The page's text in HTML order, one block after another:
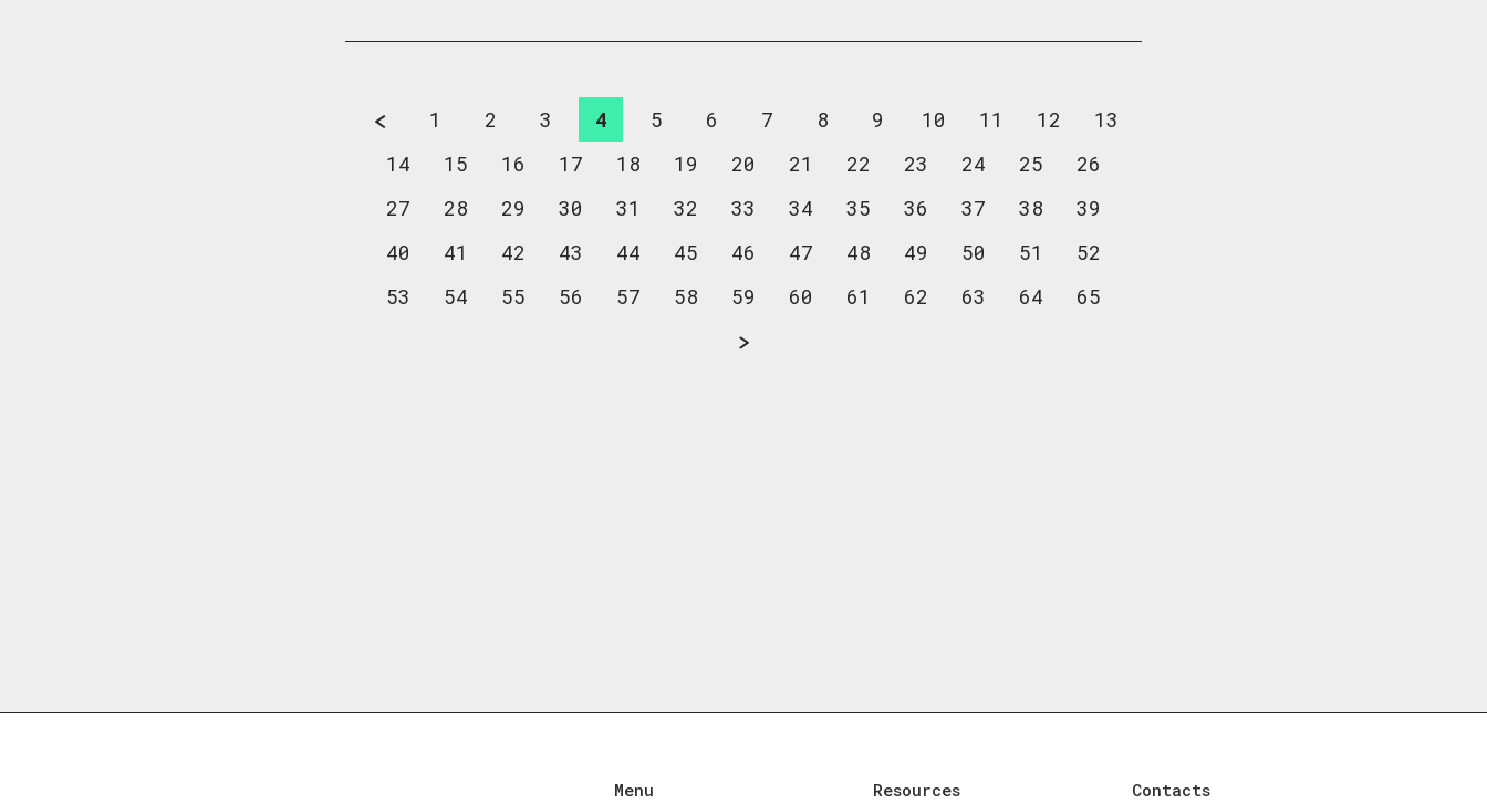
1 2 3 4 5 6 7 8 9 10 11 12
13
14
15 16 17 18 19 20 21 22 23 24 25
26
27
28 29 30 31 32 33 34 35 36 37 38
39
40
41 42 43 44 45 46 47 48 49 50 51
52
53
54 55 56 57 58 59 60 61 62 63 64 65
Menu Resources Contacts